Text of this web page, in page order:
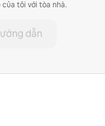
tôi với tòa nhà.
dẫn